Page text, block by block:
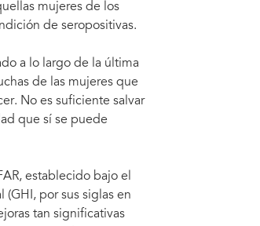
mujeres de los
de seropositivas.
a lo largo de la última
de las mujeres que
No es suficiente salvar
que sí se puede
establecido bajo el
por sus siglas en
tan significativas